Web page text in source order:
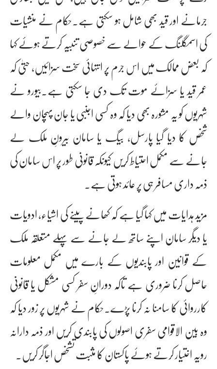
جرمانے اور قید بھی شامل ہو سکتی ہے۔حکام نے منشیات
کی اسمگلنگ کے حوالے سے خصوصی تنبیہ کرتے ہوئے کہا
کہ بعض ممالک میں اس جرم پر انتہائی سخت سزائیں، حتیٰ کہ
عمر قید یا سزائے موت تک دی جا سکتی ہے۔بیورو نے
شہریوں کو یہ مشورہ بھی دیا کہ وہ کسی اجنبی یا جان پہچان والے
شخص کا دیا گیا پارسل، بیگ یا سامان بیرونِ ملک لے
جانے سے مکمل احتیاط کریں کیونکہ قانونی طور پر اس سامان کی
ذمہ داری مسافر ہی پر عائد ہوتی ہے۔
مزید ہدایات میں کہا گیا ہے کہ کھانے پینے کی اشیاء، ادویات
یا دیگر سامان اپنے ساتھ لے جانے سے پہلے متعلقہ ملک
کے قوانین اور پابندیوں کے بارے میں مکمل معلومات
حاصل کرنا ضروری ہے تاکہ دورانِ سفر کسی مشکل یا قانونی
کارروائی کا سامنا نہ کرنا پڑے۔حکام نے شہریوں پر زور دیا کہ
وہ بین الاقوامی سفری اصولوں کی پابندی کریں اور ذمہ دارانہ
رویہ اختیار کرتے ہوئے پاکستان کا مثبت تشخص اجاگر کریں۔